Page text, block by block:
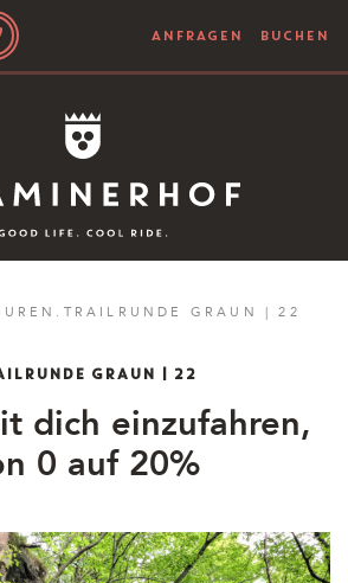
Story
Hotel
Rooms
Bike
Magazin
EN DE
ANFRAGEN BUCHEN
. TRAILRUNDE GRAUN | 22
GRAUN | 22
dich einzufahren,
0 auf 20%